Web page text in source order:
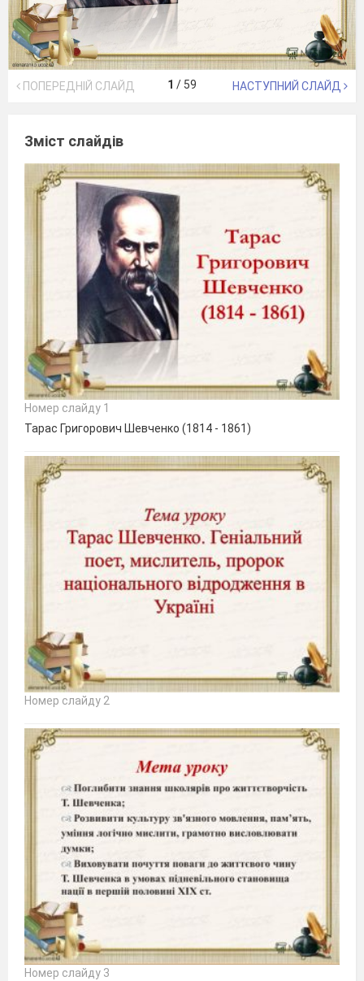
ПОПЕРЕДНІЙ СЛАЙД 1 / 59 НАСТУПНИЙ СЛАЙД
Зміст слайдів
Номер слайду 1
Тарас Григорович Шевченко (1814 - 1861)
Номер слайду 2
Номер слайду 3